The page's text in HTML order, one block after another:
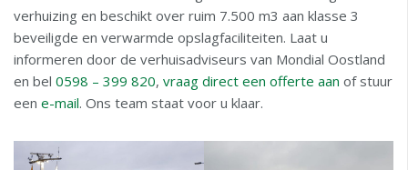
verhuizing en beschikt over ruim 7.500 m3 aan klasse 3
beveiligde en verwarmde opslagfaciliteiten. Laat u
informeren door de verhuisadviseurs van Mondial Oostland
en bel 0598 – 399 820, vraag direct een offerte aan of stuur
een e-mail. Ons team staat voor u klaar.